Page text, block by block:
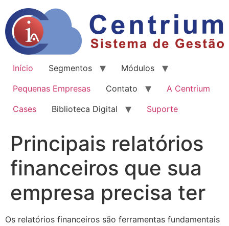
Início Segmentos
Módulos
Pequenas Empresas
Contato
A Centrium
Cases
Biblioteca Digital Suporte
Principais relatórios
financeiros que sua
empresa precisa ter
Os relatórios financeiros são ferramentas fundamentais